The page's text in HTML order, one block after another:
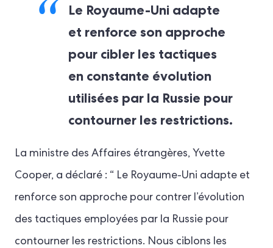
Le Royaume-Uni adapte
et renforce son approche
pour cibler les tactiques
en constante évolution
utilisées par la Russie pour
contourner les restrictions.
La ministre des Affaires étrangères, Yvette
Cooper, a déclaré : “ Le Royaume-Uni adapte et
renforce son approche pour contrer l’évolution
des tactiques employées par la Russie pour
contourner les restrictions. Nous ciblons les